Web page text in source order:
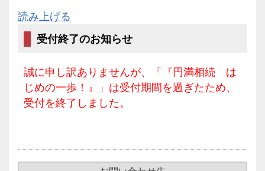
読み上げる
受付終了のお知らせ
誠に申し訳ありませんが、「『円満相続 は
じめの一歩！』」は受付期間を過ぎたため、
受付を終了しました。